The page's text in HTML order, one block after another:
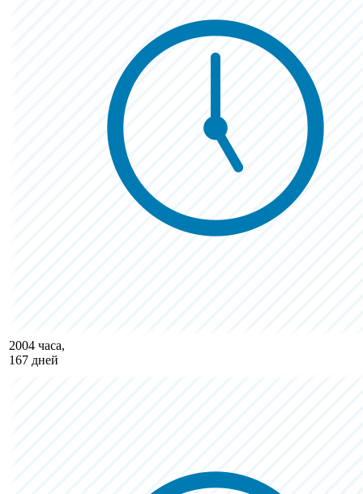
2004 часа,
167 дней